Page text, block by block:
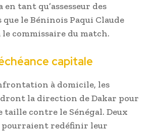
tant qu’assesseur des
le Béninois Paqui Claude
le commissaire du match.
capitale
à domicile, les
la direction de Dakar pour
taille contre le Sénégal. Deux
redéfinir leur